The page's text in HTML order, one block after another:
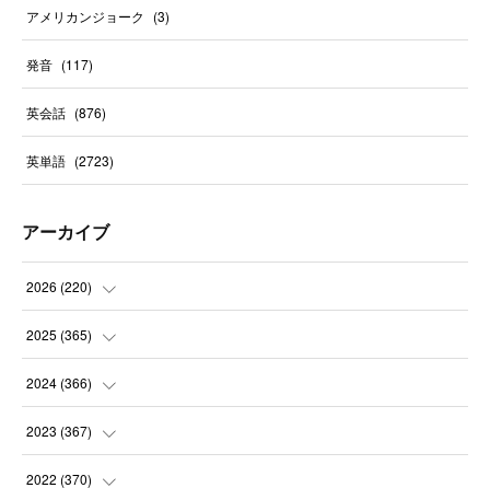
アメリカンジョーク (3)
発音 (117)
英会話 (876)
英単語 (2723)
アーカイブ
2026 (220)
(9)
(31
(30
(31
2025 (365)
(31
(30
(31
2024 (366)
(32
(30
2023 (367)
(31
2022 (370)